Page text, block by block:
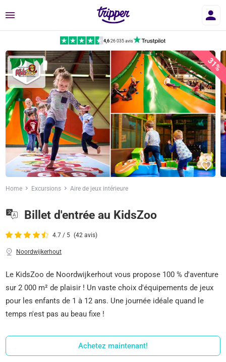
Menu
4,6|26 035 avis
31%
Home Excursions Aire de jeux intérieure
Billet d'entrée au KidsZoo
4.7 / 5 (42 avis)
Noordwijkerhout
Le KidsZoo de Noordwijkerhout vous propose 100 % d'aventure
sur 2 000 m² de plaisir ! Un vaste choix d'équipements de jeux
pour les enfants de 1 à 12 ans. Une journée idéale quand le
temps n'est pas au beau fixe !
Achetez maintenant!